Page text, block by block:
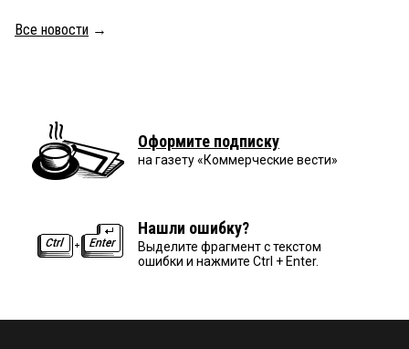
Все новости →
Оформите подписку
на газету «Коммерческие вести»
Нашли ошибку?
Выделите фрагмент с текстом
ошибки и нажмите Ctrl + Enter.